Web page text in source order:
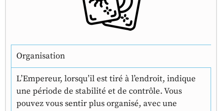
Organisation
L’Empereur, lorsqu’il est tiré à l’endroit, indique
une période de stabilité et de contrôle. Vous
pouvez vous sentir plus organisé, avec une